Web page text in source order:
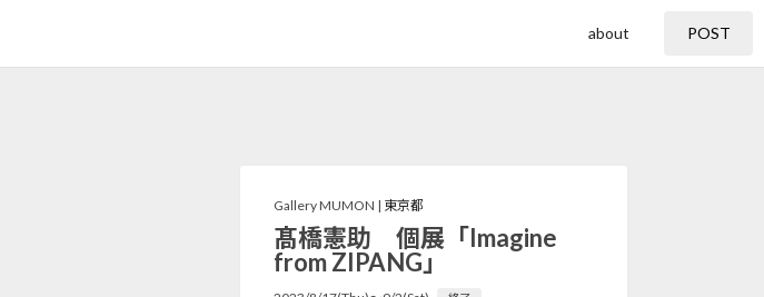
about POST
Gallery MUMON | 東京都
髙橋憲助 個展「Imagine
from ZIPANG」